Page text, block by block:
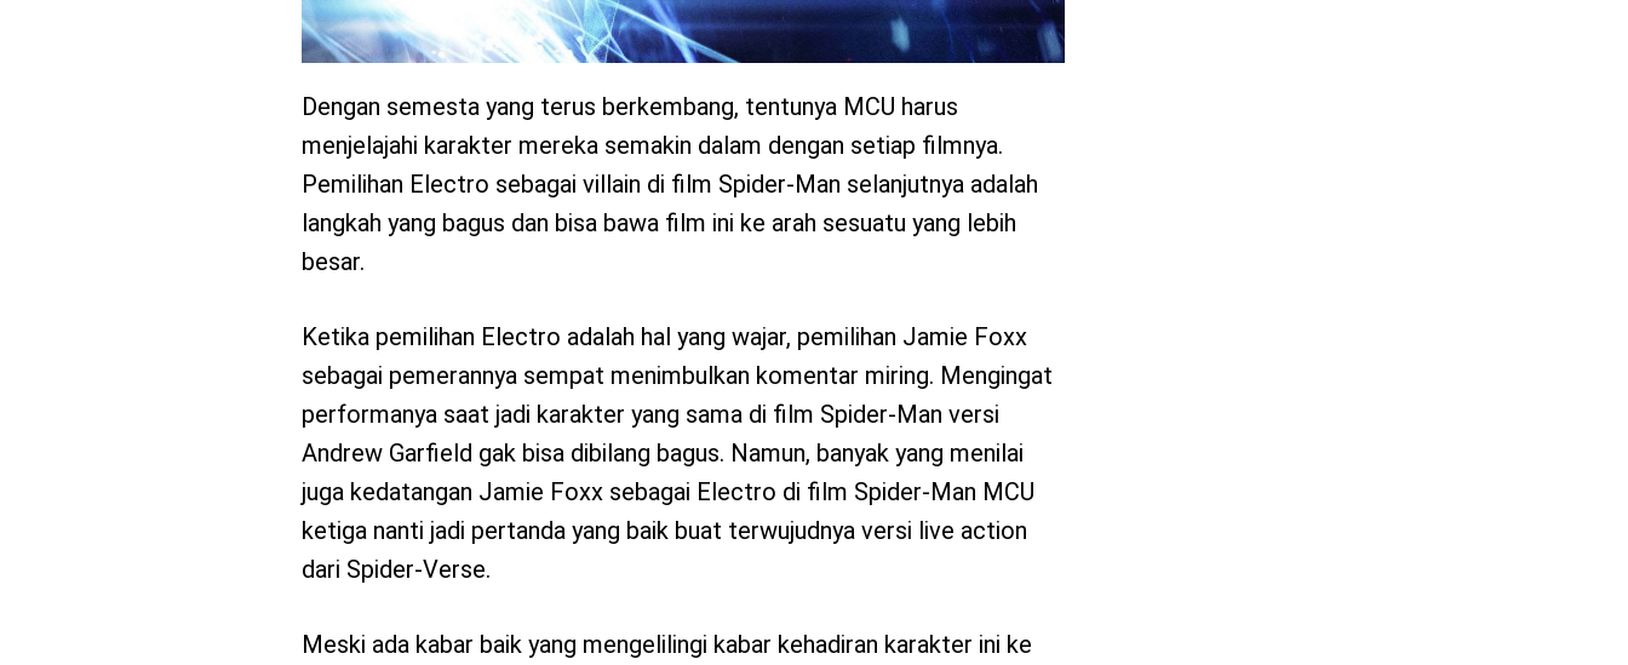
Dengan semesta yang terus berkembang, tentunya MCU harus
menjelajahi karakter mereka semakin dalam dengan setiap filmnya.
Pemilihan Electro sebagai villain di film Spider-Man selanjutnya adalah
langkah yang bagus dan bisa bawa film ini ke arah sesuatu yang lebih
besar.
Ketika pemilihan Electro adalah hal yang wajar, pemilihan Jamie Foxx
sebagai pemerannya sempat menimbulkan komentar miring. Mengingat
performanya saat jadi karakter yang sama di film Spider-Man versi
Andrew Garfield gak bisa dibilang bagus. Namun, banyak yang menilai
juga kedatangan Jamie Foxx sebagai Electro di film Spider-Man MCU
ketiga nanti jadi pertanda yang baik buat terwujudnya versi live action
dari Spider-Verse.
Meski ada kabar baik yang mengelilingi kabar kehadiran karakter ini ke